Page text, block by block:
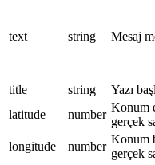
text string Mesaj
title
string Yazı
latitude
number
Konum
gerçek
longitude number
Konum
gerçek